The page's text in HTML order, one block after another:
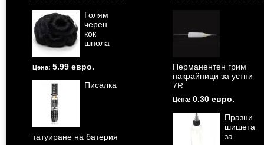
Голям
черен
кок
шнола
Цена: 5.99 евро.
Писалка
татуиране на батерия
Перманентен грим
накрайници за устни
7R
Цена: 0.30 евро.
Празни
шишета
за